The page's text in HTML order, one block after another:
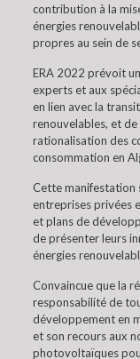
contribution à la
énergies
propres au sein de
ERA 2022 prévoit
experts et aux
en lien avec la
renouvelables, et
rationalisation des
consommation en
Cette manifestation
entreprises privées
et plans de
de présenter leurs
énergies
Convaincue que la
responsabilité de
développement en
et son recours aux
photovoltaïques